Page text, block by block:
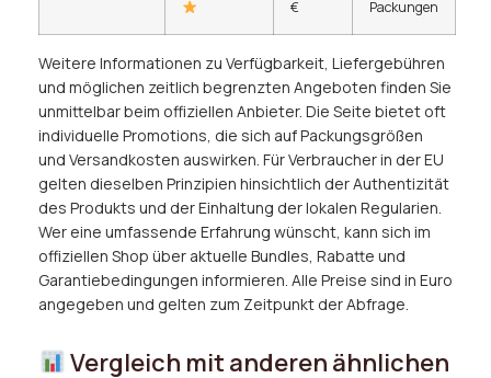
€
Packungen
Weitere Informationen zu Verfügbarkeit, Liefergebühren
und möglichen zeitlich begrenzten Angeboten finden Sie
unmittelbar beim offiziellen Anbieter. Die Seite bietet oft
individuelle Promotions, die sich auf Packungsgrößen
und Versandkosten auswirken. Für Verbraucher in der EU
gelten dieselben Prinzipien hinsichtlich der Authentizität
des Produkts und der Einhaltung der lokalen Regularien.
Wer eine umfassende Erfahrung wünscht, kann sich im
offiziellen Shop über aktuelle Bundles, Rabatte und
Garantiebedingungen informieren. Alle Preise sind in Euro
angegeben und gelten zum Zeitpunkt der Abfrage.
Vergleich mit anderen ähnlichen